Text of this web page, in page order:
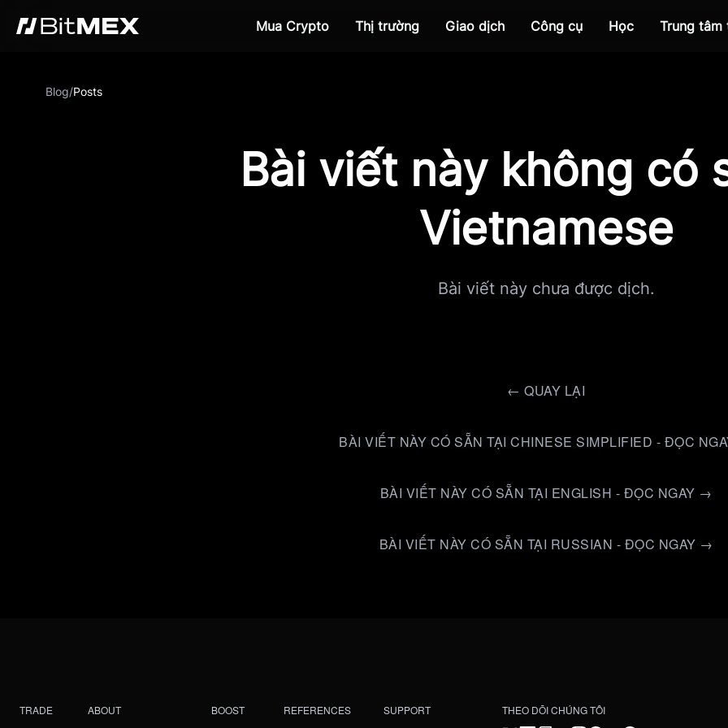
Mua Crypto Thị trường Giao dịch Công cụ Học Trung tâm
Blog/Posts
Bài viết này không có
Vietnamese
Bài viết này chưa được dịch.
← QUAY LẠI
BÀI VIẾT NÀY CÓ SẴN TẠI CHINESE SIMPLIFIED - ĐỌC
BÀI VIẾT NÀY CÓ SẴN TẠI ENGLISH - ĐỌC NGAY →
BÀI VIẾT NÀY CÓ SẴN TẠI RUSSIAN - ĐỌC NGAY →
TRADE ABOUT BOOST REFERENCES SUPPORT THEO DÕI CHÚNG TÔI